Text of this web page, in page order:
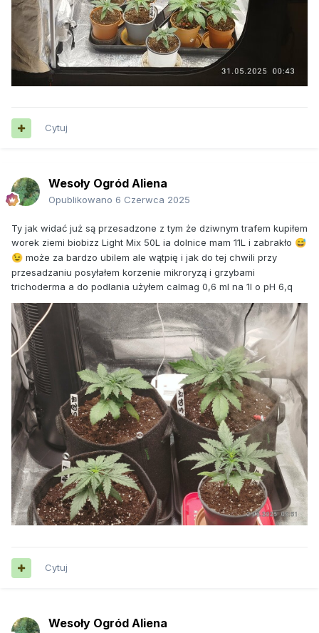
Cytuj
Wesoły Ogród Aliena
Opublikowano 6 Czerwca 2025
Ty jak widać już są przesadzone z tym że dziwnym trafem kupiłem
worek ziemi biobizz Light Mix 50L ia dolnice mam 11L i zabrakło 😅
😉 może za bardzo ubilem ale wątpię i jak do tej chwili przy
przesadzaniu posyłałem korzenie mikroryzą i grzybami
trichoderma a do podlania użyłem calmag 0,6 ml na 1l o pH 6,q
Cytuj
Wesoły Ogród Aliena